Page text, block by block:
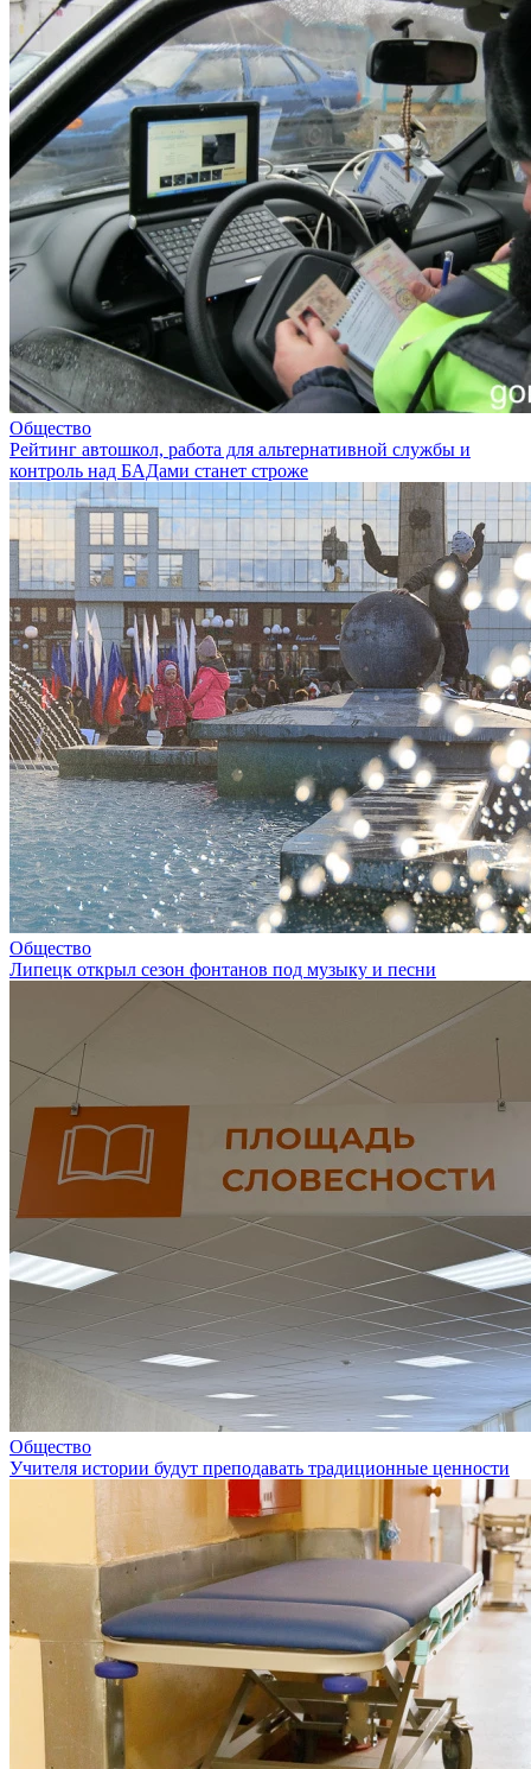
Общество
Рейтинг автошкол, работа для альтернативной службы и
контроль над БАДами станет строже
Общество
Липецк открыл сезон фонтанов под музыку и песни
Общество
Учителя истории будут преподавать традиционные ценности